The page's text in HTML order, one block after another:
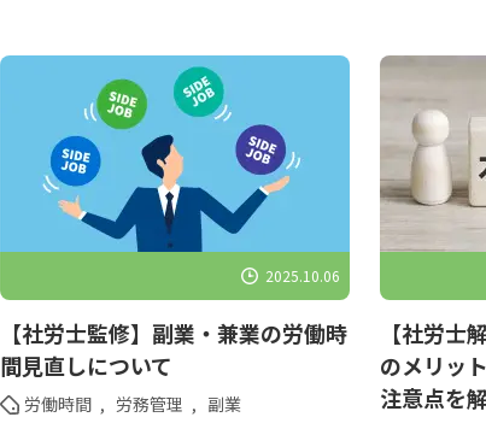
2025.10.06
【社労士監修】副業・兼業の労働時
間見直しについて
労働時間 , 労務管理 , 副業
【社労士
のメリッ
注意点を